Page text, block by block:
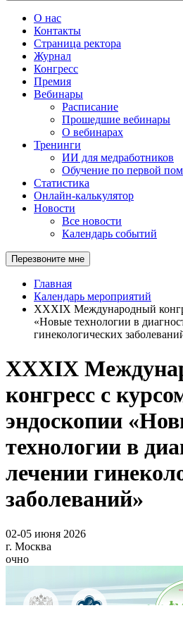
О нас
Контакты
Страница ректора
Журнал
Конгресс
Премия
Вебинары
Расписание
Прошедшие вебинары
О вебинарах
Тренинги
ИИ для медработников
Обучение по первой
Статистика
Онлайн-калькулятор
Новости
Все новости
Календарь событий
Перезвоните мне
Главная
Календарь мероприятий
XXXIX Международный
«Новые технологии в
гинекологических
XXXIX
конгресс с
эндоскопии
технологии в
лечении
заболеваний»
02-05 июня 2026
г. Москва
очно